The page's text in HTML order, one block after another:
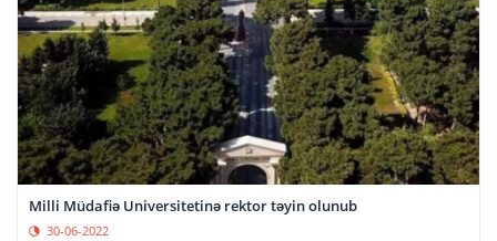
Milli Müdafiə Universitetinə rektor təyin olunub
30-06-2022